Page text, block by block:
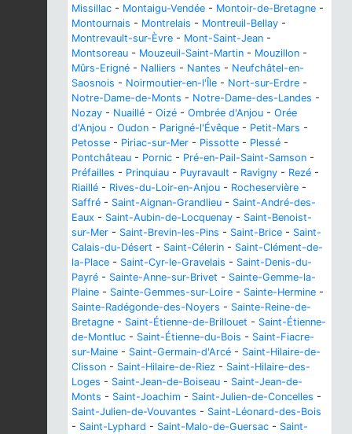
Missillac - Montaigu-Vendée - Montoir-de-Bretagne -
Montournais - Montrelais - Montreuil-Bellay -
Montrevault-sur-Èvre - Mont-Saint-Jean -
Montsoreau - Mouzeuil-Saint-Martin - Mouzillon -
Mûrs-Erigné - Nalliers - Nantes - Neufchâtel-en-
Saosnois - Noirmoutier-en-l'Île - Nort-sur-Erdre -
Notre-Dame-de-Monts - Notre-Dame-des-Landes -
Nozay - Nuaillé - Oizé - Ombrée d'Anjou - Orée
d'Anjou - Oudon - Parigné-l'Évêque - Petit-Mars -
Petosse - Piriac-sur-Mer - Pissotte - Plessé -
Pontchâteau - Pornic - Pré-en-Pail-Saint-Samson -
Préfailles - Prinquiau - Puyravault - Ravigny - Rezé -
Riaillé - Rives-du-Loir-en-Anjou - Rocheservière -
Saffré - Saint-Aignan-Grandlieu - Saint-André-des-
Eaux - Saint-Aubin-de-Locquenay - Saint-Benoist-
sur-Mer - Saint-Brevin-les-Pins - Saint-Brice - Saint-
Calais-du-Désert - Saint-Célerin - Saint-Clément-de-
la-Place - Saint-Cyr-le-Gravelais - Saint-Denis-du-
Payré - Sainte-Anne-sur-Brivet - Sainte-Gemme-la-
Plaine - Sainte-Gemmes-sur-Loire - Sainte-Hermine -
Sainte-Radégonde-des-Noyers - Sainte-Reine-de-
Bretagne - Saint-Étienne-de-Brillouet - Saint-Étienne-
de-Montluc - Saint-Étienne-du-Bois - Saint-Fiacre-
sur-Maine - Saint-Germain-d'Arcé - Saint-Hilaire-de-
Clisson - Saint-Hilaire-de-Riez - Saint-Hilaire-des-
Loges - Saint-Jean-de-Boiseau - Saint-Jean-de-
Monts - Saint-Joachim - Saint-Julien-de-Concelles -
Saint-Julien-de-Vouvantes - Saint-Léonard-des-Bois
- Saint-Lyphard - Saint-Malo-de-Guersac - Saint-